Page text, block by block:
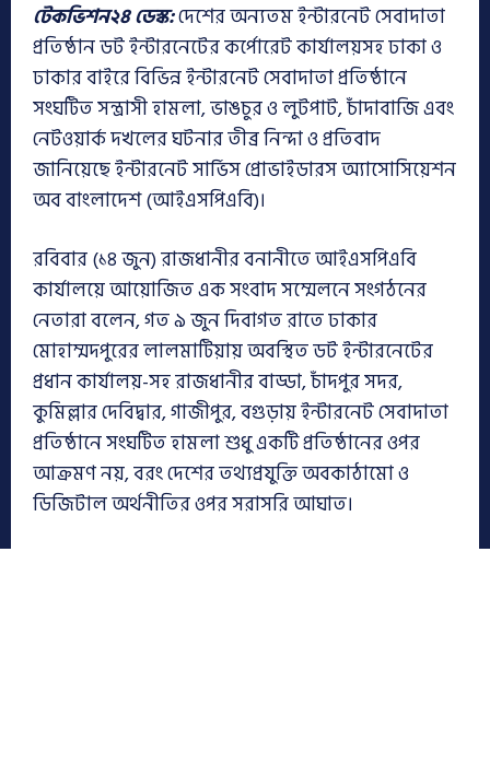
টেকভিশন২৪ ডেস্ক:দেশের অন্যতম ইন্টারনেট সেবাদাতা
প্রতিষ্ঠান ডট ইন্টারনেটের কর্পোরেট কার্যালয়সহ ঢাকা ও
ঢাকার বাইরে বিভিন্ন ইন্টারনেট সেবাদাতা প্রতিষ্ঠানে
সংঘটিত সন্ত্রাসী হামলা, ভাঙচুর ও লুটপাট, চাঁদাবাজি এবং
নেটওয়ার্ক দখলের ঘটনার তীব্র নিন্দা ও প্রতিবাদ
জানিয়েছে ইন্টারনেট সার্ভিস প্রোভাইডারস অ্যাসোসিয়েশন
অব বাংলাদেশ (আইএসপিএবি)।
রবিবার (১৪ জুন) রাজধানীর বনানীতে আইএসপিএবি
কার্যালয়ে আয়োজিত এক সংবাদ সম্মেলনে সংগঠনের
নেতারা বলেন, গত ৯ জুন দিবাগত রাতে ঢাকার
মোহাম্মদপুরের লালমাটিয়ায় অবস্থিত ডট ইন্টারনেটের
প্রধান কার্যালয়-সহ রাজধানীর বাড্ডা, চাঁদপুর সদর,
কুমিল্লার দেবিদ্বার, গাজীপুর, বগুড়ায় ইন্টারনেট সেবাদাতা
প্রতিষ্ঠানে সংঘটিত হামলা শুধু একটি প্রতিষ্ঠানের ওপর
আক্রমণ নয়, বরং দেশের তথ্যপ্রযুক্তি অবকাঠামো ও
ডিজিটাল অর্থনীতির ওপর সরাসরি আঘাত।